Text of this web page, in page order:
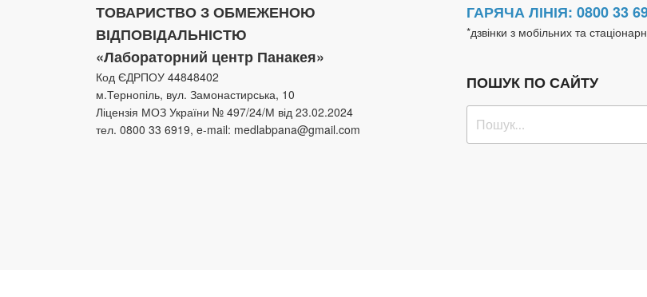
ТОВАРИСТВО З ОБМЕЖЕНОЮ
ВІДПОВІДАЛЬНІСТЮ
«Лабораторний центр Панакея»
Код ЄДРПОУ 44848402
м.Тернопіль, вул. Замонастирська, 10
Ліцензія МОЗ України № 497/24/М від 23.02.2024
тел. 0800 33 6919, e-mail: medlabpana@gmail.com
ГАРЯЧА ЛІНІЯ: 0800 33
*дзвінки з мобільних та
ПОШУК ПО САЙТУ
за
запитом: